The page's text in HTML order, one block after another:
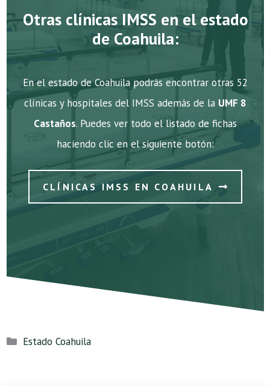
Otras clínicas IMSS en el estado
de Coahuila:
En el estado de Coahuila podrás encontrar otras 52
clínicas y hospitales del IMSS además de la UMF 8
Castaños. Puedes ver todo el listado de fichas
haciendo clic en el siguiente botón:
CLÍNICAS IMSS EN COAHUILA
Categorías
Estado Coahuila